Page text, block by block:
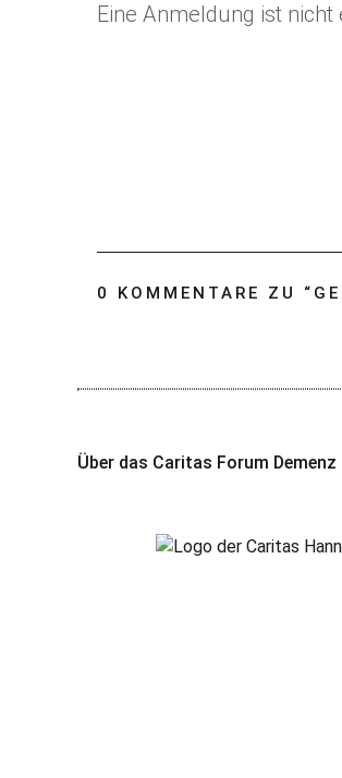
Eine Anmeldung ist nicht
0 KOMMENTARE ZU “
Über das Caritas Forum Demenz